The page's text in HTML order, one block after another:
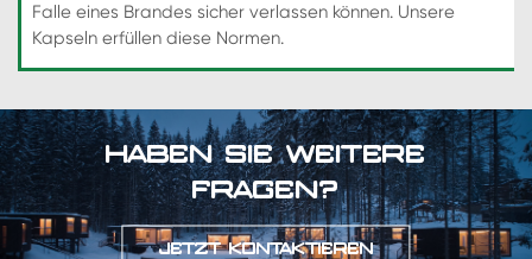
Falle eines Brandes sicher verlassen können. Unsere
Kapseln erfüllen diese Normen.
HABEN SIE WEITERE
FRAGEN?
JETZT KONTAKTIEREN